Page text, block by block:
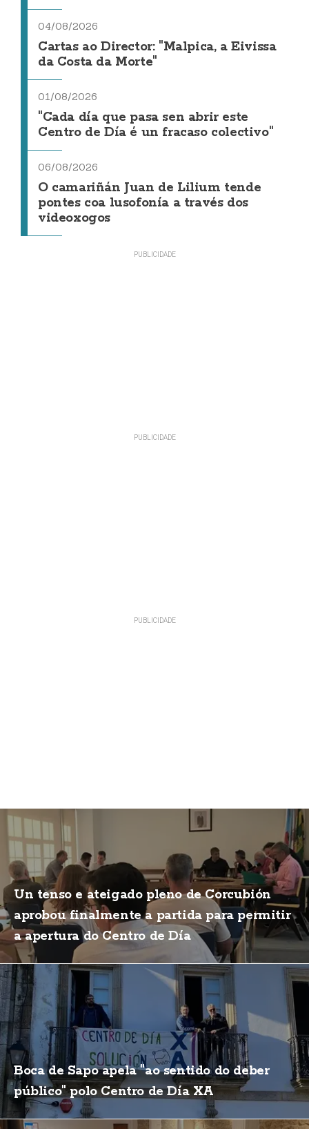
04/08/2026
Cartas ao Director: "Malpica, a Eivissa
da Costa da Morte"
01/08/2026
"Cada día que pasa sen abrir este
Centro de Día é un fracaso colectivo"
06/08/2026
O camariñán Juan de Lilium tende
pontes coa lusofonía a través dos
videoxogos
Un tenso e ateigado pleno de Corcubión
aprobou finalmente a partida para permitir
a apertura do Centro de Día
Boca de Sapo apela "ao sentido do deber
público" polo Centro de Día XA